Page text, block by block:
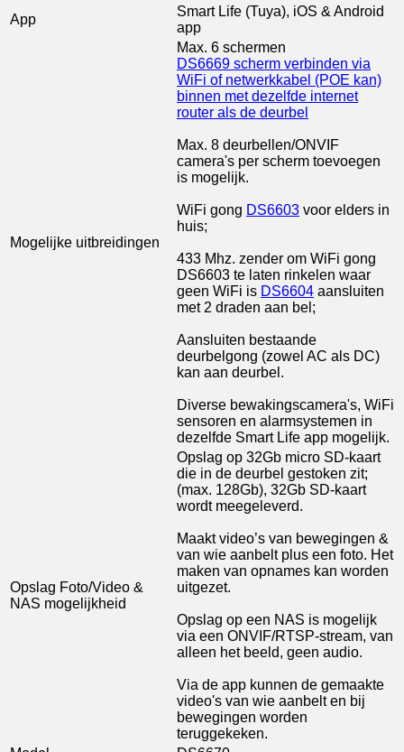
App
Smart Life (Tuya), iOS & Android
app
Mogelijke uitbreidingen
Max. 6 schermen
DS6669 scherm verbinden via
WiFi of netwerkkabel (POE kan)
binnen met dezelfde internet
router als de deurbel
Max. 8 deurbellen/ONVIF
camera's per scherm toevoegen
is mogelijk.
WiFi gong DS6603 voor elders in
huis;
433 Mhz. zender om WiFi gong
DS6603 te laten rinkelen waar
geen WiFi is DS6604 aansluiten
met 2 draden aan bel;
Aansluiten bestaande
deurbelgong (zowel AC als DC)
kan aan deurbel.
Diverse bewakingscamera's, WiFi
sensoren en alarmsystemen in
dezelfde Smart Life app mogelijk.
Opslag Foto/Video &
NAS mogelijkheid
Opslag op 32Gb micro SD-kaart
die in de deurbel gestoken zit;
(max. 128Gb), 32Gb SD-kaart
wordt meegeleverd.
Maakt video’s van bewegingen &
van wie aanbelt plus een foto. Het
maken van opnames kan worden
uitgezet.
Opslag op een NAS is mogelijk
via een ONVIF/RTSP-stream, van
alleen het beeld, geen audio.
Via de app kunnen de gemaakte
video's van wie aanbelt en bij
bewegingen worden
teruggekeken.